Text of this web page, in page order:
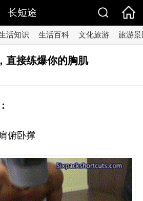
长短途
活知识 生活百科 文化旅游 旅游景
直接练爆你的胸肌
俯卧撑